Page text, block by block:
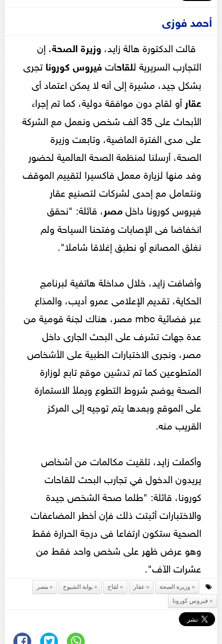
أحمد فوزى
قالت الدكتورة هالة زايد، وزيرة الصحة، إن
التجارب السريرية للقاحات فيروس كورونا تجرى
بشكل جيد، مشيرة إلى أنه لا يمكن اعتماد أى
عقار أو لقاح دون موافقة دولية، كما تم إجراء
الأبحاث على 35 ألف شخص ونعمل مع الشركة
على مدى الفترة الماضية، وتابعت وزيرة
الصحة، أرسلنا لمنظمة الصحة العالمية لحضور
وفد منها لزيارة معمل فاكسيرا لتقييم الموقف
ونتعامل مع إحدى لشركات لتصنيع عقار
فيروس كورونا داخلمصر، قائلة: "نحقق
انخفاضا فى الإصابات وفتحنا السياحة ولم
نغلق المصانع أو نطبق إغلاقا شاملا".
وأضافت زايد، خلال مداخلة هاتفية لبرنامج
الحكاية، تقديم الإعلامى عمرو أديب، والمذاع
عبر فضائية mbc مصر، هناك لجنة قومية من
عدة جهات تشرف على البحث الجارى داخل
مصر، ونجرى الاختبارات الطبية على الأشخاص
المتطوعين كما تم تدشين موقع تابع لوزارة
الصحة يوضح شروط التطوع ويملأ الاستمارة
على الموقع وبعدها يتم توجيه إلى المركز
القريب منه.
وأكملت زايد، تلقيت مكالمات من أشخاص
يريدون الدخول في تجارب البحث للقاحات
كورونا، قائلة: "طلما صحة الشخص جيدة
والاختبارات أثبتت ذلك فإن أخطر المضاعفات
الصحية ستكون ارتفاعا فى درجة الحرارة فقط
وهو عرض ظهر على شخص واحد فقط من
عشرات الآف".
وزيرة الصحة عقار لقاح بوابة الشيوخ
مصر
فيروس كورونا